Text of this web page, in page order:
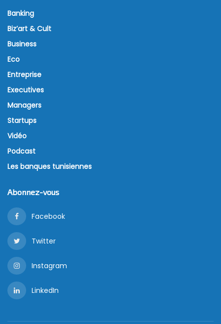
Banking
Biz’art & Cult
Business
Eco
Entreprise
Executives
Managers
Startups
Vidéo
Podcast
Les banques tunisiennes
Abonnez-vous
Facebook
Twitter
Instagram
LinkedIn